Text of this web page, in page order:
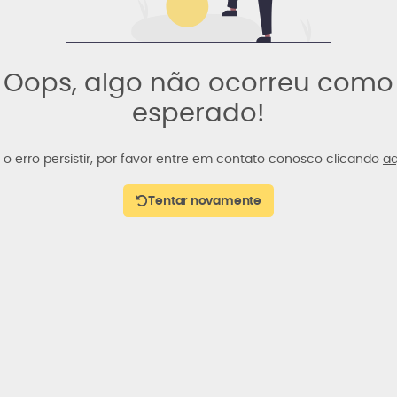
Oops, algo não ocorreu como
esperado!
o erro persistir, por favor entre em contato conosco clicando
Tentar novamente